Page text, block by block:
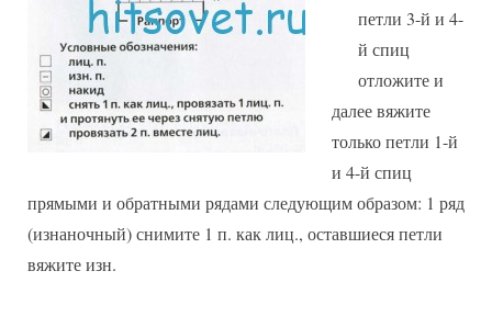
петли 3-й и 4-
й спиц
отложите и
далее вяжите
только петли 1-й
и 4-й спиц
прямыми и обратными рядами следующим образом: 1 ряд
(изнаночный) снимите 1 п. как лиц., оставшиеся петли
вяжите изн.